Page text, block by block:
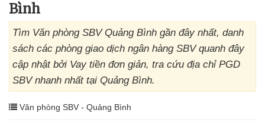
Bình
Tìm Văn phòng SBV Quảng Bình gần đây nhất, danh
sách các phòng giao dịch ngân hàng SBV quanh đây
cập nhật bởi Vay tiền đơn giản, tra cứu địa chỉ PGD
SBV nhanh nhất tại Quảng Bình.
Văn phòng SBV - Quảng Bình